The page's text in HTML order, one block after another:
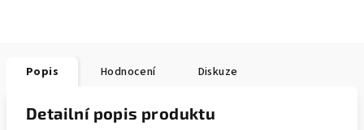
Popis Hodnocení Diskuze
Detailní popis produktu